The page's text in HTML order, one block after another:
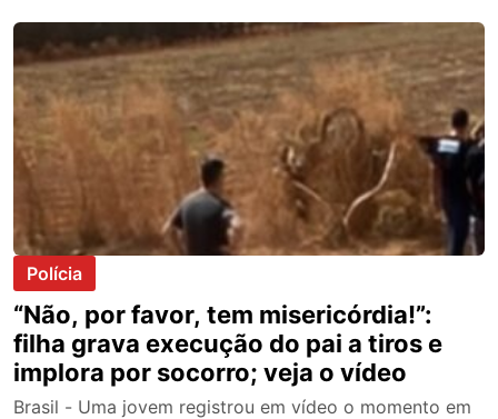
Polícia
“Não, por favor, tem misericórdia!”:
filha grava execução do pai a tiros e
implora por socorro; veja o vídeo
Brasil - Uma jovem registrou em vídeo o momento em